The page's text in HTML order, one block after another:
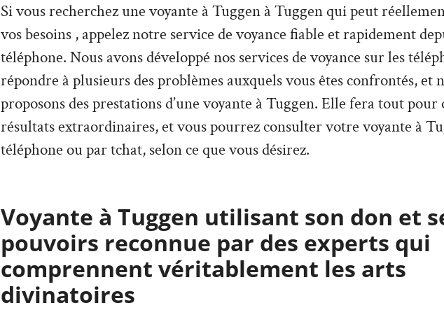
Si vous recherchez une voyante à Tuggen à Tuggen qui peut
vos besoins , appelez notre service de voyance fiable et rapidement
téléphone. Nous avons développé nos services de voyance sur les
répondre à plusieurs des problèmes auxquels vous êtes confrontés, et
proposons des prestations d’une voyante à Tuggen. Elle fera tout pour
résultats extraordinaires, et vous pourrez consulter votre voyante à
téléphone ou par tchat, selon ce que vous désirez.
Voyante à Tuggen utilisant son don et
pouvoirs reconnue par des experts qui
comprennent véritablement les arts
divinatoires